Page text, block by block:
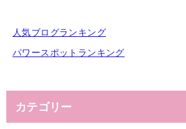
人気ブログランキング
パワースポットランキング
カテゴリー